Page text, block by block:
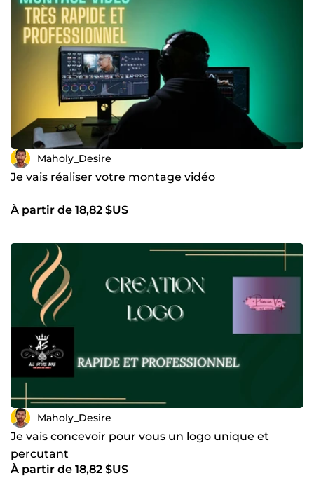
Maholy_Desire
Je vais réaliser votre montage vidéo
À partir de 18,82 $US
Maholy_Desire
Je vais concevoir pour vous un logo unique et
percutant
À partir de 18,82 $US